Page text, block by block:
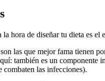
hora de diseñar tu dieta es el
las que mejor fama tienen
también es un
combaten las infecciones).